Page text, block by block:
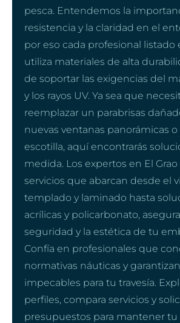
pesca. Entendemos la
resistencia y la claridad en el
por eso cada profesional listado
utiliza materiales de alta
de soportar las exigencias del
y los rayos UV. Ya sea que
reemplazar un parabrisas
nuevas ventanas panorámicas
escotilla, aquí encontrarás
medida. Los expertos en El
servicios que abarcan desde el
templado y laminado hasta
acrílicas y policarbonato,
seguridad y la estética de tu
Confía en profesionales que
normativas náuticas y
impecables para tu travesía.
perfiles, compara servicios y
presupuestos para mantener tu